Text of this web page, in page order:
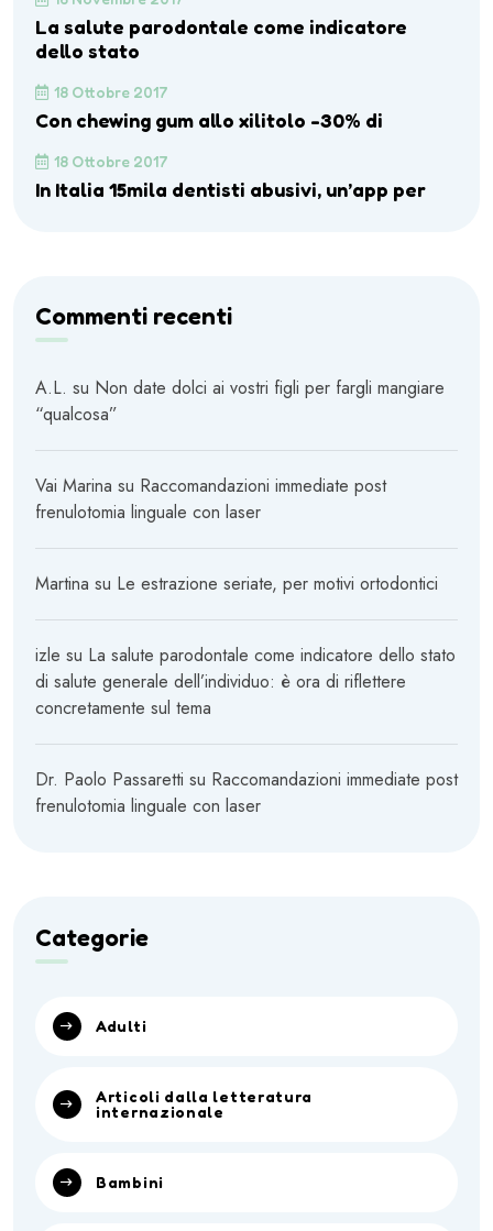
La salute parodontale come indicatore
dello stato
18 Ottobre 2017
Con chewing gum allo xilitolo -30% di
18 Ottobre 2017
In Italia 15mila dentisti abusivi, un’app per
Commenti recenti
A.L. su Non date dolci ai vostri figli per fargli mangiare
“qualcosa”
Vai Marina su Raccomandazioni immediate post
frenulotomia linguale con laser
Martina su Le estrazione seriate, per motivi ortodontici
izle su La salute parodontale come indicatore dello stato
di salute generale dell’individuo: è ora di riflettere
concretamente sul tema
Dr. Paolo Passaretti su Raccomandazioni immediate post
frenulotomia linguale con laser
Categorie
Adulti
Articoli dalla letteratura
internazionale
Bambini